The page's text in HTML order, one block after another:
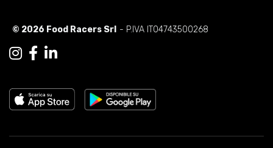
© 2026 Food Racers Srl - P.IVA IT04743500268